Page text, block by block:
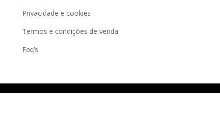
Privacidade e cookies
Termos e condições de venda
Faq’s